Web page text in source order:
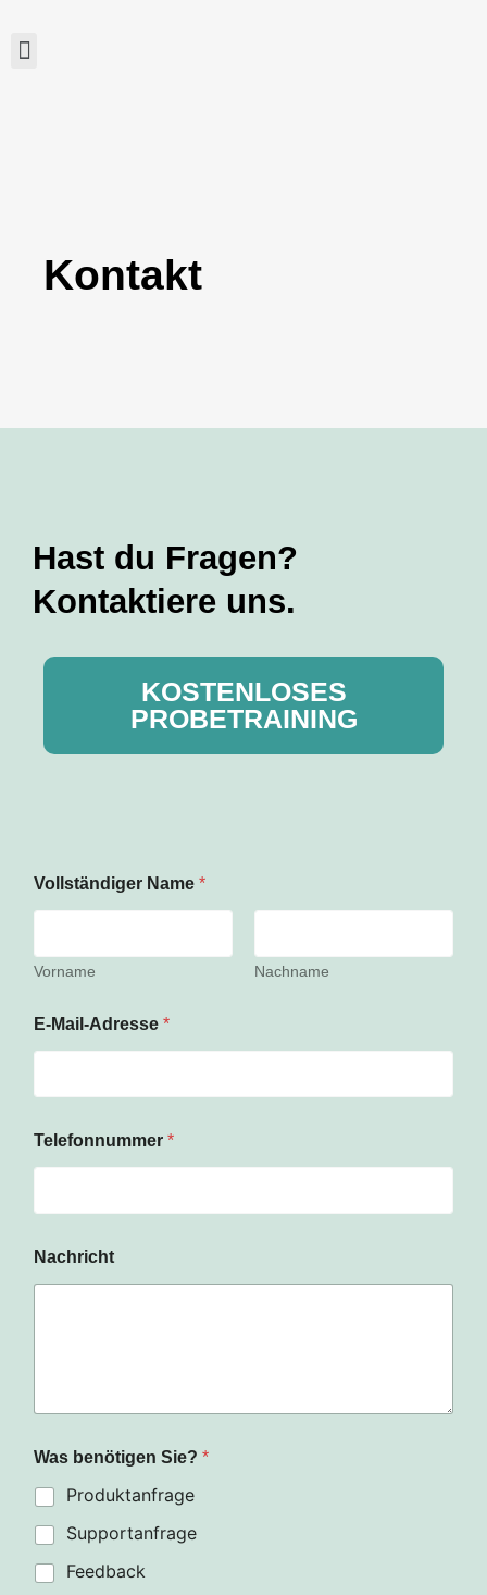
Kontakt
Vollständiger Name *
Vorname Nachname
E-Mail-Adresse *
Telefonnummer *
e
n
a
c
h
r
i
c
h
Nachricht
Was benötigen Sie? *
Produktanfrage
Supportanfrage
Feedback
Hast du Fragen?
Kontaktiere uns.
KOSTENLOSES
PROBETRAINING